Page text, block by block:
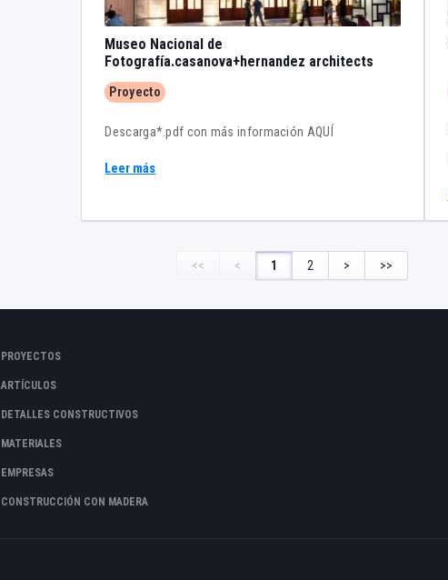
Museo Nacional de
Fotografía.casanova+hernandez architects
Proyecto
Descarga*.pdf con más información AQUÍ
Leer más
<< < 1 2 > >>
PROYECTOS
ARTÍCULOS
DETALLES CONSTRUCTIVOS
MATERIALES
EMPRESAS
CONSTRUCCIÓN CON MADERA